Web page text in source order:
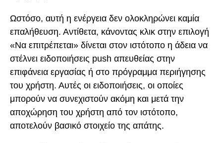
Ωστόσο, αυτή η ενέργεια δεν ολοκληρώνει καμία
επαλήθευση. Αντίθετα, κάνοντας κλικ στην επιλογή
«Να επιτρέπεται» δίνεται στον ιστότοπο η άδεια να
στέλνει ειδοποιήσεις push απευθείας στην
επιφάνεια εργασίας ή στο πρόγραμμα περιήγησης
του χρήστη. Αυτές οι ειδοποιήσεις, οι οποίες
μπορούν να συνεχιστούν ακόμη και μετά την
αποχώρηση του χρήστη από τον ιστότοπο,
αποτελούν βασικό στοιχείο της απάτης.